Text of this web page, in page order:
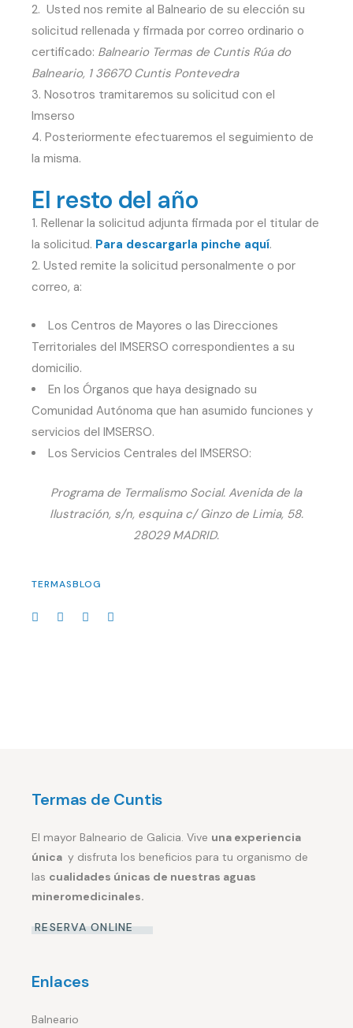
Usted nos remite al Balneario de su elección su
solicitud rellenada y firmada por correo ordinario o
certificado: Balneario Termas de Cuntis Rúa do
Balneario, 1 36670 Cuntis Pontevedra
Nosotros tramitaremos su solicitud con el
Imserso
Posteriormente efectuaremos el seguimiento de
la misma.
El resto del año
Rellenar la solicitud adjunta firmada por el titular de
la solicitud. Para descargarla pinche aquí.
Usted remite la solicitud personalmente o por
correo, a:
Los Centros de Mayores o las Direcciones
Territoriales del IMSERSO correspondientes a su
domicilio.
En los Órganos que haya designado su
Comunidad Autónoma que han asumido funciones y
servicios del IMSERSO.
Los Servicios Centrales del IMSERSO:
Programa de Termalismo Social. Avenida de la
Ilustración, s/n, esquina c/ Ginzo de Limia, 58.
28029 MADRID.
TERMASBLOG
Termas de Cuntis
El mayor Balneario de Galicia. Vive una experiencia
única y disfruta los beneficios para tu organismo de
las cualidades únicas de nuestras aguas
mineromedicinales.
RESERVA ONLINE
Enlaces
Balneario